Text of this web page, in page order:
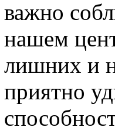
важно
нашем
лишних и
приятно